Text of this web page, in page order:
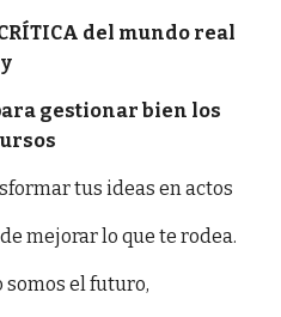
del mundo real
y
gestionar bien los
tus ideas en actos
mejorar lo que te rodea.
somos el futuro,